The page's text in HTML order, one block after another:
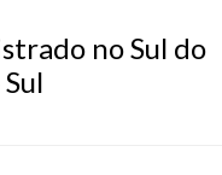
no Sul do